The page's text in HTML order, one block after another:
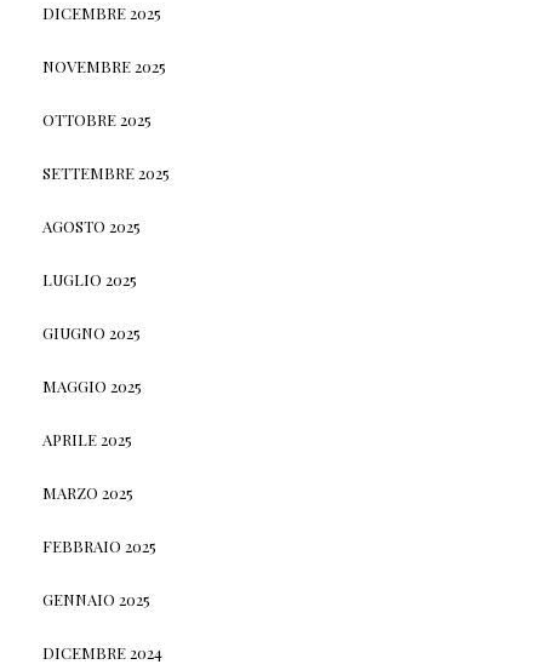
DICEMBRE 2025
NOVEMBRE 2025
OTTOBRE 2025
SETTEMBRE 2025
AGOSTO 2025
LUGLIO 2025
GIUGNO 2025
MAGGIO 2025
APRILE 2025
MARZO 2025
FEBBRAIO 2025
GENNAIO 2025
DICEMBRE 2024